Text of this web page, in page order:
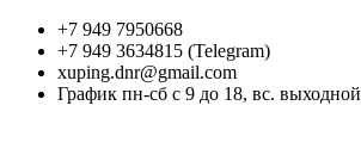
+7 949 7950668
+7 949 3634815 (Telegram)
xuping.dnr@gmail.com
График пн-сб с 9 до 18, вс. выходной